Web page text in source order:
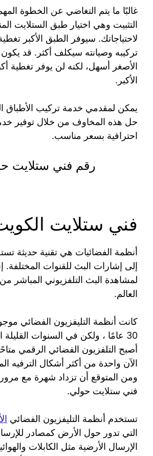
غالبًا ما يتم التغاضي عن الخطوة
التثبيت وهي اختيار طبق الستلايت
لاحتياجاتك. سيوفر الطبق الأكبر
تركيبه وصيانته سيكلف أكثر. قد
الأصغر أسهل، لكنه لن يوفر تغطية
الأكبر.
يمكن لمقدمي خدمة تركيب الأطباق
حل هذه المخاوف من خلال توفير
احترافية بسعر مناسب.
رقم فني ستلايت
فني ستلايت
أنظمة الفضائيات هي تقنية حديثة
إلى إشارات البث للقنوات المختلفة.
لمشاهدة البث التلفزيوني المباشر
العالم.
كانت أنظمة التليفزيون الفضائي
30 عامًا ، ولكن في السنوات
أصبح التلفزيون الفضائي الرقمي
الآن واحدة من أكثر أشكال الترفيه
ومن المتوقع أن تزداد شهرة مع
فني ستلايت حولي.
تستخدم أنظمة التليفزيون الفضائي
التي تدور حول الأرض كمصادر
الإرسال الأرضية مثل الكابلات